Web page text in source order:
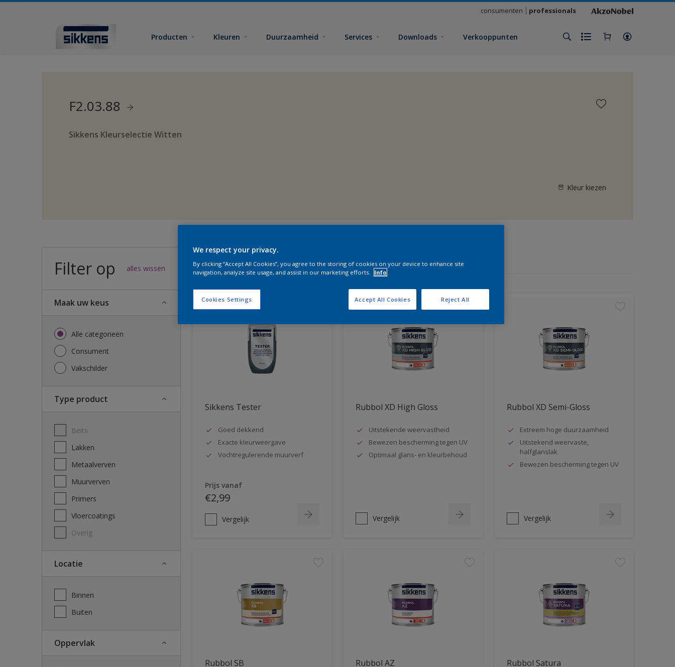
consumenten professionals
Producten Kleuren Duurzaamheid Services Downloads Verkooppunten
F2.03.88
Sikkens Kleurselectie Witten
Kleur kiezen
Filter op alles wissen
Maak uw keus
Alle categorieën
Consument
Vakschilder
Type product
Beits
Lakken
Metaalverven
Muurverven
Primers
Vloercoatings
Overig
Locatie
Binnen
Buiten
Oppervlak
54resultaten voor jou
Sikkens Tester
Goed dekkend
Exacte kleurweergave
Vochtregulerende muurverf
Prijs vanaf
€2,99
Vergelijk
Rubbol XD High Gloss
Uitstekende weervastheid
Bewezen bescherming tegen UV
Optimaal glans- en kleurbehoud
Vergelijk
Rubbol XD Semi-Gloss
Extreem hoge duurzaamheid
Uitstekend weervaste,
halfglanslak
Bewezen bescherming tegen UV
Vergelijk
Rubbol SB Rubbol AZ Rubbol Satura
We respect your privacy.
By clicking “Accept All Cookies”, you agree to the storing of cookies on your device to enhance site
navigation, analyze site usage, and assist in our marketing efforts.
Info
Cookies Settings Reject All
Accept All Cookies